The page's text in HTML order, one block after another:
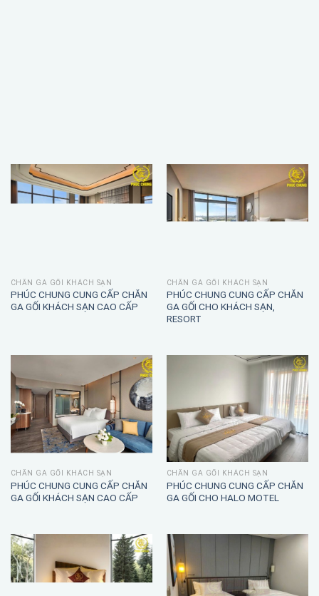
CHĂN GA GỐI KHÁCH SẠN
PHÚC CHUNG CUNG CẤP CHĂN
GA GỐI KHÁCH SẠN CAO CẤP
CHĂN GA GỐI KHÁCH SẠN
PHÚC CHUNG CUNG CẤP CHĂN
GA GỐI CHO KHÁCH SẠN,
RESORT
CHĂN GA GỐI KHÁCH SẠN
PHÚC CHUNG CUNG CẤP CHĂN
GA GỐI KHÁCH SẠN CAO CẤP
CHĂN GA GỐI KHÁCH SẠN
PHÚC CHUNG CUNG CẤP CHĂN
GA GỐI CHO HALO MOTEL